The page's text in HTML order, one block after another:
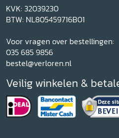
KVK: 32039230
BTW: NL805459716B01
Voor vragen over bestellingen:
035 685 9856
bestel@verloren.nl
Veilig winkelen &